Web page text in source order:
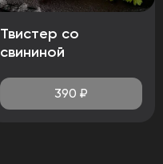
Твистер со
свининой
390 ₽